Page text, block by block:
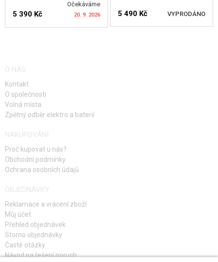
MASKOVÁNÍ, BARVY, PÁSKY
SERVIS A ÚDRŽBA ZBRANÍ
OUTDOOR A BUSHCRAFT
JÍDLO
STAVEBNICE, MODELY
REKLAMNÍ PŘEDMĚTY
POŠKOZENÉ, POUŽITÉ ZBOŽÍ
Očekáváme
5 390 Kč 20. 9. 2026 5 490 Kč VYPRODÁNO
O NÁS
Kontakt
O společnosti
Volná místa
Zpětný odběr elektro a baterií
NAKUPOVÁNÍ
Proč kupovat u nás?
Obchodní podmínky
Ochrana osobních údajů
OBJEDNÁVKY
Reklamace a vrácení zboží
Můj účet
Přehled objednávek
Storno objednávky
Časté otázky
Návod na řešení poruch